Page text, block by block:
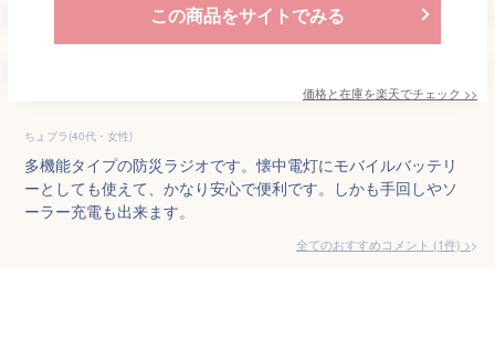
この商品をサイトでみる
価格と在庫を楽天でチェック >>
ちょプラ(40代・女性)
多機能タイプの防災ラジオです。懐中電灯にモバイルバッテリ
ーとしても使えて、かなり安心で便利です。しかも手回しやソ
ーラー充電も出来ます。
全てのおすすめコメント (1件) >